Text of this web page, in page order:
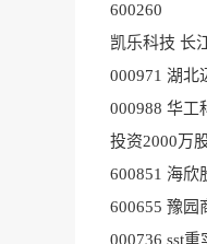
600260
凯乐科技 长
000971 湖北
000988 华工
投资2000万
600851 海欣
600655 豫园
000736 sst